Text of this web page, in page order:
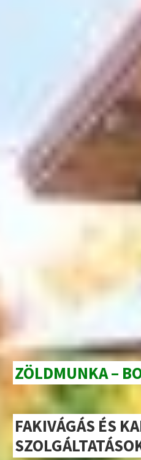
ZÖLDMUNKA –
FAKIVÁGÁS ÉS